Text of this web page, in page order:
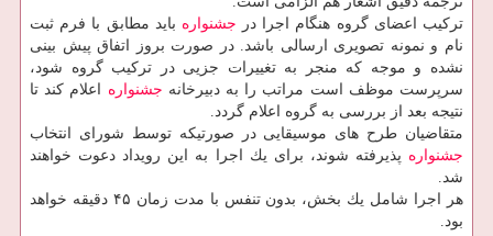
تركیب اعضای گروه هنگام اجرا در جشنواره باید مطابق با فرم ثبت
نام و نمونه تصویری ارسالی باشد. در صورت بروز اتفاق پیش بینی
نشده و موجه كه منجر به تغییرات جزیی در تركیب گروه شود،
سرپرست موظف است مراتب را به دبیرخانه جشنواره اعلام كند تا
نتیجه بعد از بررسی به گروه اعلام گردد.
متقاضیان طرح های موسیقایی در صورتیكه توسط شورای انتخاب
جشنواره پذیرفته شوند، برای یك اجرا به این رویداد دعوت خواهند
شد.
هر اجرا شامل یك بخش، بدون تنفس با مدت زمان ۴۵ دقیقه خواهد
بود.